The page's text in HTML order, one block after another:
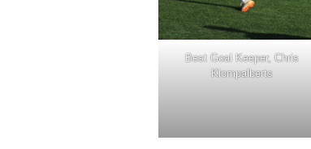
Best Goal Keeper, Chris
Klompalberts